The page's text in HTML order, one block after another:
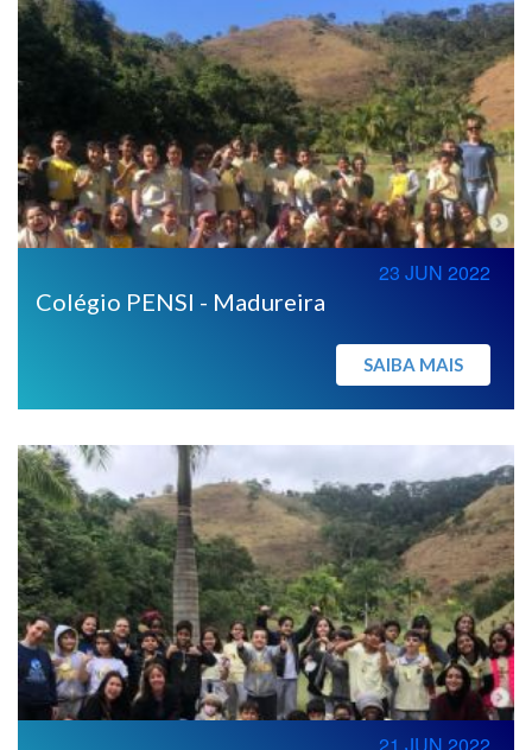
Colégio PENSI - Madureira
23 JUN 2022
SAIBA MAIS